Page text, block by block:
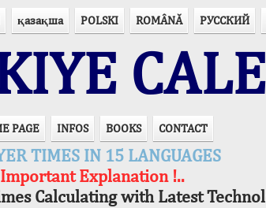
қазақша POLSKI ROMÂNĂ РУССКИЙ
PAGE INFOS BOOKS CONTACT
TIMES IN 15 LANGUAGES
Important Explanation !..
Calculating with Latest